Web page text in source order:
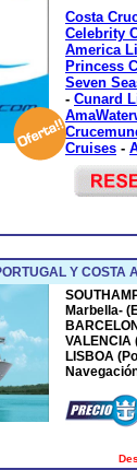
Costa
Celebrity
America
Princess
Seven
- Cunard
Cruises -
Y COSTA
Marbella-
VALENCIA
LISBOA